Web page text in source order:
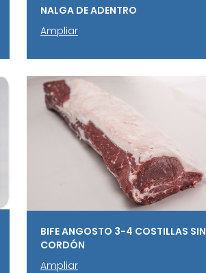
NALGA DE ADENTRO
Ampliar
BIFE ANGOSTO 3-4 COSTILLAS SIN
CORDÓN
Ampliar